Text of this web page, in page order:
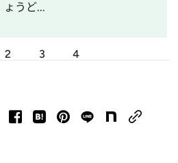
ょうど...
2 3 4